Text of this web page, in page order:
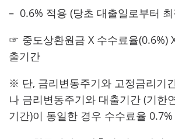
– 0.6% 적용 (당초 대출일로부터
☞ 중도상환원금 X 수수료율(0.6%)
출기간
※ 단, 금리변동주기와 고정금리기
나 금리변동주기와 대출기간 (기한
기간)이 동일한 경우 수수료율